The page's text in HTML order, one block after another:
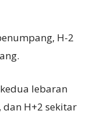
H-2
lebaran
dan H+2 sekitar